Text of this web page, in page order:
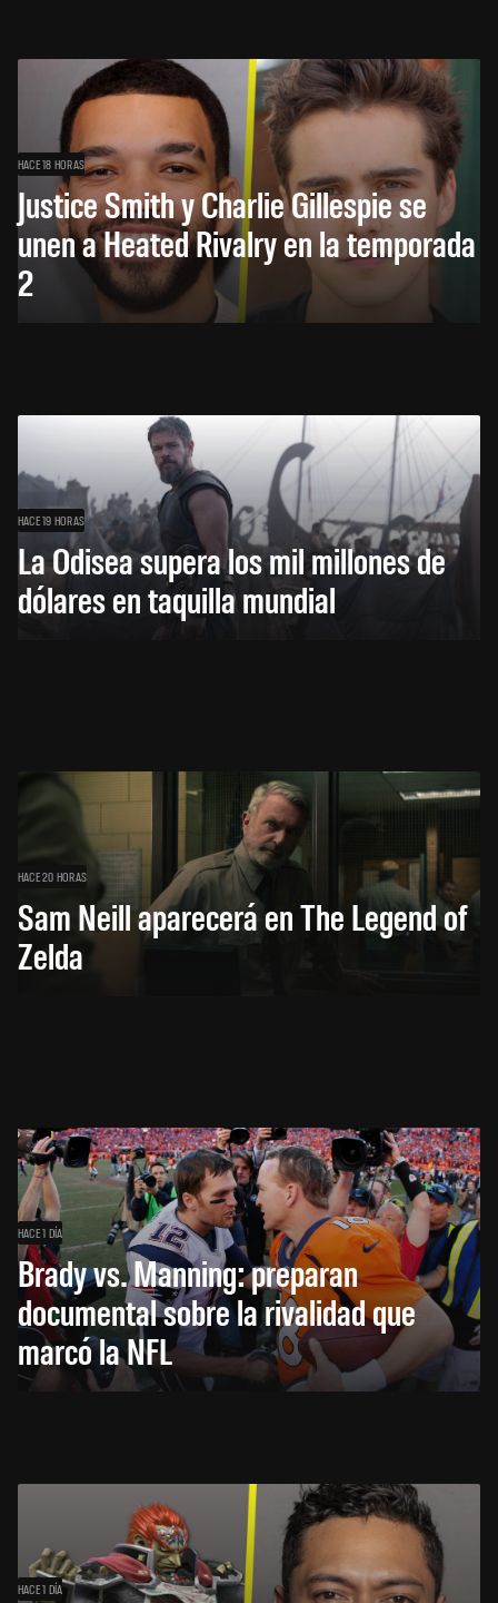
HACE 18 HORAS
Justice Smith y Charlie Gillespie se
unen a Heated Rivalry en la temporada
2
HACE 19 HORAS
La Odisea supera los mil millones de
dólares en taquilla mundial
HACE 20 HORAS
Sam Neill aparecerá en The Legend of
Zelda
HACE 1 DÍA
Brady vs. Manning: preparan
documental sobre la rivalidad que
marcó la NFL
HACE 1 DÍA